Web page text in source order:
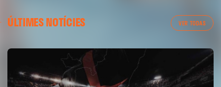
ÚLTIMES NOTÍCIES VER TODAS